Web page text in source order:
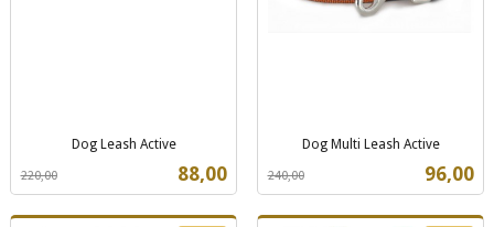
Dog Leash Active
Tilbud
88,00
220,00
mva.
Dog Multi Leash Active
Tilbud
96,00
240,00
mva.